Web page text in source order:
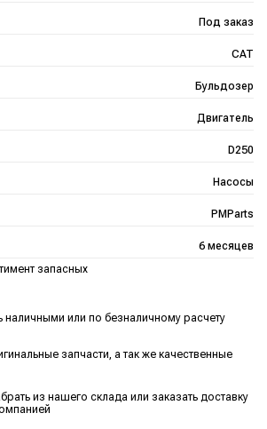
Под заказ
CAT
Бульдозер
Двигатель
D250
Насосы
PMParts
6 месяцев
запасных
наличными или по безналичному расчету
запчасти, а так же качественные
из нашего склада или заказать доставку